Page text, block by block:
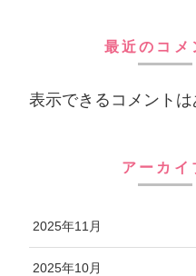
最近のコメ
表示できるコメントは
アーカイ
2025年11月
2025年10月